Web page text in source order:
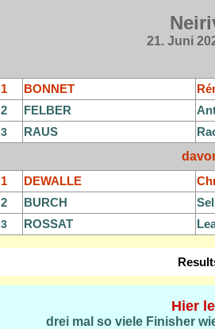
21. Juni
1 BONNET
2
FELBER
3 RAUS
1
DEWALLE
2
BURCH
3 ROSSAT
Hier
drei mal so viele Finisher